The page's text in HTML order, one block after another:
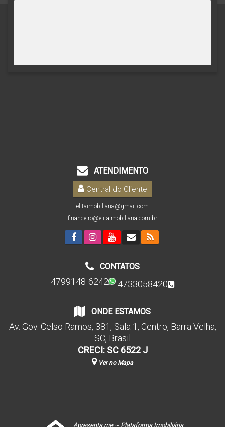
ATENDIMENTO
Central do Cliente
elitaimobiliaria@gmail.com
financeiro@elitaimobiliaria.com.br
CONTATOS
4799148-6242 4733058420
ONDE ESTAMOS
Av. Gov. Celso Ramos, 381 , Sala 1 , Centro, Barra Velha,
SC, Brasil
CRECI: SC 6522 J
Ver no Mapa
Apresenta.me ~ Plataforma Imobiliária